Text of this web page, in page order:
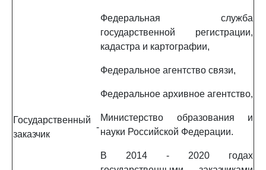
Государственный
заказчик
-
Федеральная служба
государственной регистрации,
кадастра и картографии,
Федеральное агентство связи,
Федеральное архивное агентство,
Министерство образования и
науки Российской Федерации.
В 2014 - 2020 годах